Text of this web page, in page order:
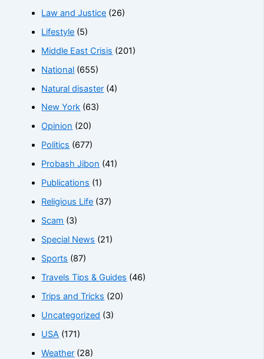
Law and Justice (26)
Lifestyle (5)
Middle East Crisis (201)
National (655)
Natural disaster (4)
New York (63)
Opinion (20)
Politics (677)
Probash Jibon (41)
Publications (1)
Religious Life (37)
Scam (3)
Special News (21)
Sports (87)
Travels Tips & Guides (46)
Trips and Tricks (20)
Uncategorized (3)
USA (171)
Weather (28)